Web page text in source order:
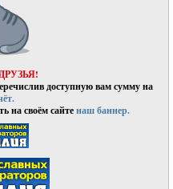
доступную вам сумму на
на своём сайтенаш баннер.